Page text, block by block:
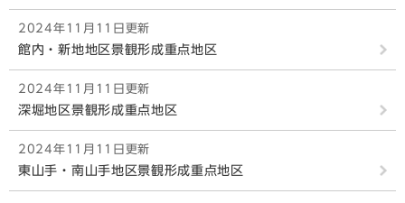
2024年11月11日更新
館内・新地地区景観形成重点地区
2024年11月11日更新
深堀地区景観形成重点地区
2024年11月11日更新
東山手・南山手地区景観形成重点地区